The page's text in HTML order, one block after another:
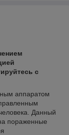
с
аппаратом
Данный
пораженные